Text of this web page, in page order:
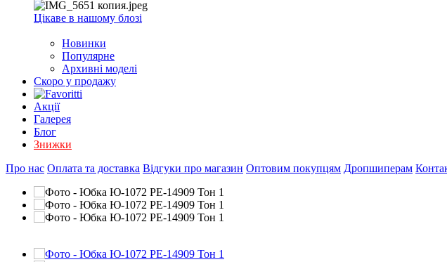
Цікаве в нашому блозі
Новинки
Популярне
Архивні моделі
Скоро у продажу
Акції
Галерея
Блог
Знижки
Про нас Оплата та доставка Відгуки про магазин Оптовим покупцям Дропшиперам